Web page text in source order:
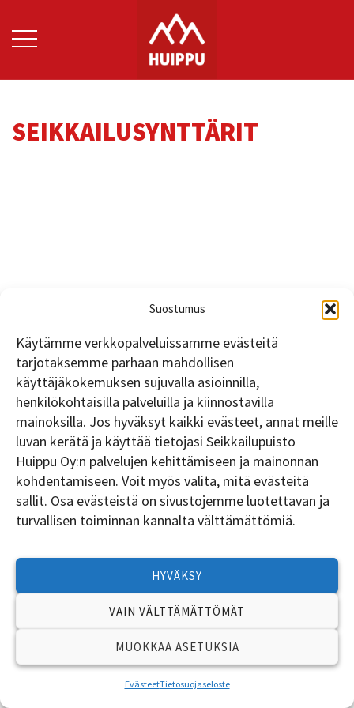
Suostumus
Käytämme verkkopalveluissamme evästeitä
tarjotaksemme parhaan mahdollisen
käyttäjäkokemuksen sujuvalla asioinnilla,
henkilökohtaisilla palveluilla ja kiinnostavilla
mainoksilla. Jos hyväksyt kaikki evästeet, annat meille
luvan kerätä ja käyttää tietojasi Seikkailupuisto
Huippu Oy:n palvelujen kehittämiseen ja mainonnan
kohdentamiseen. Voit myös valita, mitä evästeitä
sallit. Osa evästeistä on sivustojemme luotettavan ja
turvallisen toiminnan kannalta välttämättömiä.
HYVÄKSY
VAIN VÄLTTÄMÄTTÖMÄT
MUOKKAA ASETUKSIA
EvästeetTietosuojaseloste
to
content
SEIKKAILUSYNTTÄRIT
TILAA UUTISKIRJE
Copyright © Seikkailupuisto Huippu Oy